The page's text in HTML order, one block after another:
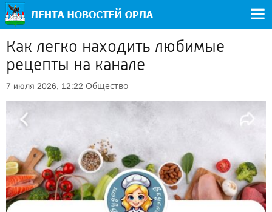
Как легко находить любимые
рецепты на канале
7 июля 2026, 12:22 Общество